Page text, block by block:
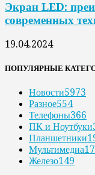
Экран LED:
современных
19.04.2024
ПОПУЛЯРНЫЕ
Новости5973
Разное554
Телефоны366
ПК и Ноутбуки
Планшетники
Мультимедиа
Железо149